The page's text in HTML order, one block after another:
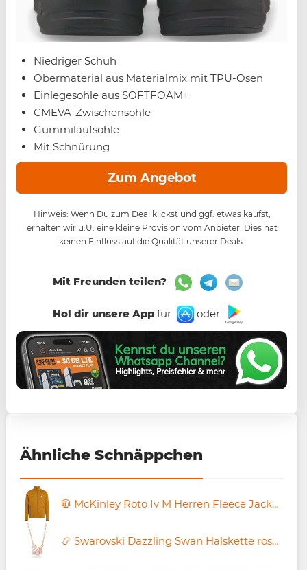
Niedriger Schuh
Obermaterial aus Materialmix mit TPU-Ösen
Einlegesohle aus SOFTFOAM+
CMEVA-Zwischensohle
Gummilaufsohle
Mit Schnürung
Zum Angebot
Hinweis: Wenn Du zum Deal klickst und ggf. etwas kaufst,
erhalten wir u.U. eine kleine Provision vom Anbieter. Dies hat
keinen Einfluss auf die Qualität unserer Deals.
Mit Freunden teilen?
Hol dir unsere Appfür oder
Ähnliche Schnäppchen
🧥 McKinley Roto Iv M Herren Fleece Jacke für 18,59€ (statt 45€)
📿 Swarovski Dazzling Swan Halskette rosévergoldet für 72,23€ (statt 99€)